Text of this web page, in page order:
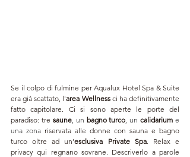
Se il colpo di fulmine per Aqualux Hotel Spa & Suite
era già scattato, l'area Wellness ci ha definitivamente
fatto capitolare. Ci si sono aperte le porte del
paradiso: tre saune, un bagno turco , un calidarium e
una zona riservata alle donne con sauna e bagno
turco oltre ad un’esclusiva Private Spa. Relax e
privacy qui regnano sovrane. Descriverlo a parole